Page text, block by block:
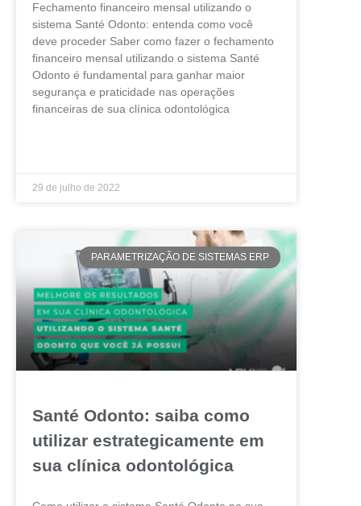
Fechamento financeiro mensal utilizando o
sistema Santé Odonto: entenda como você
deve proceder Saber como fazer o fechamento
financeiro mensal utilizando o sistema Santé
Odonto é fundamental para ganhar maior
segurança e praticidade nas operações
financeiras de sua clínica odontológica
29 de julho de 2022
PARAMETRIZAÇÃO DE SISTEMAS ERP
Santé Odonto: saiba como
utilizar estrategicamente em
sua clínica odontológica